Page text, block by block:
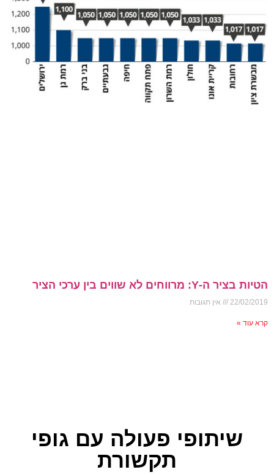
הטיות בציר ה-Y: מרווחים לא שווים בין ערכי הציר
22/02/2019 אין תגובות
קרא עוד »
שיתופי פעולה עם גופי
תקשורת